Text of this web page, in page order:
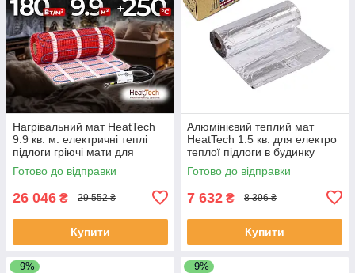
Нагрівальний мат HeatTech
9.9 кв. м. електричні теплі
підлоги гріючі мати для
підлоги
Готово до відправки
26 046 ₴ 29 552 ₴
Купити
Алюмінієвий теплий мат
HeatTech 1.5 кв. для електро
теплої підлоги в будинку
алюмінієві нагрівальні мати
Готово до відправки
7 632 ₴ 8 396 ₴
Купити
–9% –9%